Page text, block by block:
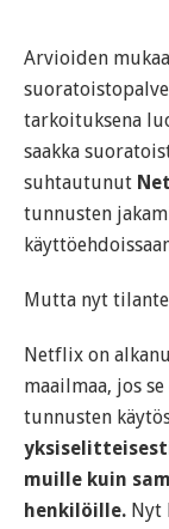
Arvioiden
tarkoituksena
saakka
suhtautunut
tunnusten
Mutta nyt
Netflix on
maailmaa, jos
tunnusten
muille kuin
henkilöille. Nyt